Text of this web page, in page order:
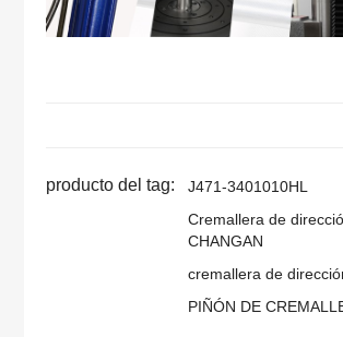
producto del tag:
J471-3401010HL
Cremallera de
CHANGAN
cremallera de
PIÑÓN DE